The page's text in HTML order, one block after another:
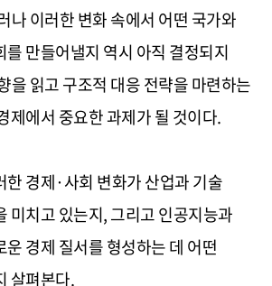
나 이러한 변화 속에서 어떤 국가와
를 만들어낼지 역시 아직 결정되지
을 읽고 구조적 대응 전략을 마련하는
제에서 중요한 과제가 될 것이다.
한 경제·사회 변화가 산업과 기술
미치고 있는지, 그리고 인공지능과
운 경제 질서를 형성하는 데 어떤
살펴본다.